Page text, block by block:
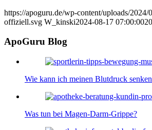
https://apoguru.de/wp-content/uploads/
offiziell.svg W_kinski2024-08-17 07:00:00
ApoGuru Blog
Wie kann ich meinen Blutdruck
Was tun bei Magen-Darm-Grippe?